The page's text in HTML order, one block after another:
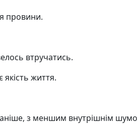
провини.
втручатись.
життя.
з меншим внутрішнім